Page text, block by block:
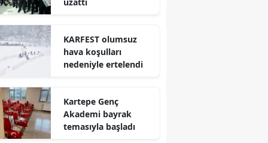
Kastamonu
Kırklareli
Kocaeli
Konya
KARFEST olumsuz
hava koşulları
nedeniyle ertelendi
Kartepe Genç
Akademi bayrak
temasıyla başladı